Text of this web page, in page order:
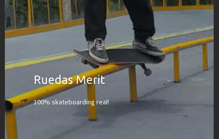
Ruedas Merit
100% skateboarding real!